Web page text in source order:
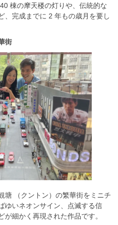
棟の摩天楼の灯りや、伝統的な
、完成までに 2 年もの歳月を要し
街
塘 （クントン）の繁華街をミニチ
ゆいネオンサイン、点滅する信
細かく再現された作品です。